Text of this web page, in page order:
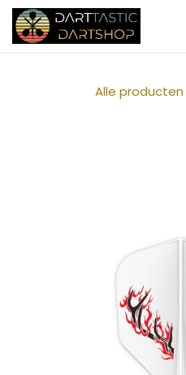
Overslaan naar inhoud
Alle producten